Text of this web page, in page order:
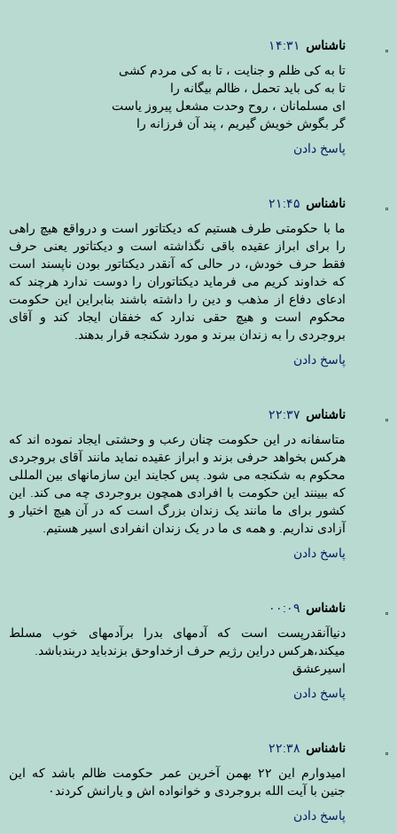
ناشناس
۱۴:۳۱
تا به کی ظلم و جنایت ، تا به کی مردم کشی
تا به کی باید تحمل ، ظالم بیگانه را
ای مسلمانان ، روح وحدت مشعل پیروز یاست
گر بگوش خویش گیریم ، پند آن فرزانه را
پاسخ دادن
ناشناس ۲۱:۴۵
ما با حکومتی طرف هستیم که دیکتاتور است و درواقع هیچ راهی
را برای ابراز عقیده باقی نگذاشته است و دیکتاتور یعنی حرف
فقط حرف خودش، در حالی که آنقدر دیکتاتور بودن ناپسند است
که خداوند کریم می فرماید دیکتاتوران را دوست ندارد هرچند که
ادعای دفاع از مذهب و دین را داشته باشند بنابراین این حکومت
محکوم است و هیچ حقی ندارد که خفقان ایجاد کند و آقای
بروجردی را به زندان ببرند و مورد شکنجه قرار بدهند.
پاسخ دادن
ناشناس ۲۲:۳۷
متاسفانه در این حکومت چنان رعب و وحشتی ایجاد نموده اند که
هرکس بخواهد حرفی بزند و ابراز عقیده نماید مانند آقای بروجردی
محکوم به شکنجه می شود. پس کجایند این سازمانهای بین المللی
که ببینند این حکومت با افرادی همچون بروجردی چه می کند. این
کشور برای ما مانند یک زندان بزرگ است که در آن هیچ اختیار و
آزادی نداریم. و همه ی ما در یک زندان انفرادی اسیر هستیم.
پاسخ دادن
ناشناس ۰۰:۰۹
دنیاآنقدرپست است که آدمهای بدرا برآدمهای خوب مسلط
میکند،هرکس دراین رژیم حرف ازخداوحق بزندباید دربندباشد.
اسیرعشق
پاسخ دادن
ناشناس ۲۲:۳۸
اميدوارم اين ٢٢ بهمن آخرين عمر حكومت ظالم باشد كه اين
جنين با آيت الله بروجردى و خوانواده اش و يارانش كردند٠
پاسخ دادن